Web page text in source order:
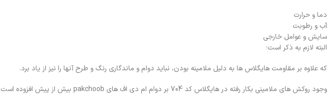
دما و حرارت
آب و رطوبت
سایش و عوامل خارجی
البته لازم به ذکر است؛
که علاوه بر مقاومت هایگلاس ها به دلیل ملامینه بودن، نباید دوام و ماندگاری رنگ و طرح آنها را نیز از یاد برد.
وجود روکش های ملامینی بکار رفته در هایگلاس کد 704 بر دوام ام دی اف های pakchoob بیش از پیش افزوده است.